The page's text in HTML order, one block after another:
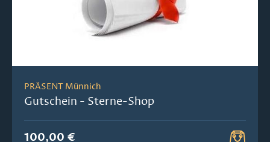
PRÄSENT Münnich
Gutschein - Sterne-Shop
100,00 €